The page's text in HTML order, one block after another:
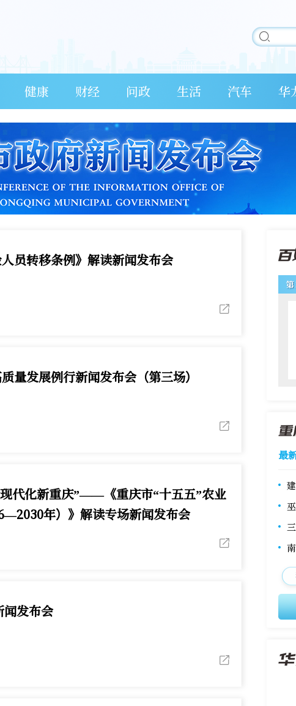
健康 财经 问政 生活 汽车 华
员转移条例》解读新闻发布会
条例》解读新闻发布会7月31日举行，第1眼TV-华龙网进行图文直
量发展例行新闻发布会（第三场）
展例行新闻发布会（第三场）7月30日举行，第1眼TV-华龙网进行
代化新重庆”——《重庆市“十五五”农业
年）》解读专场新闻发布会
重庆市政府新闻办举行“开局起步十五五·建设现代化新重庆
闻发布会
会7月24日举行，第1眼TV-华龙网进行图文直播。
最